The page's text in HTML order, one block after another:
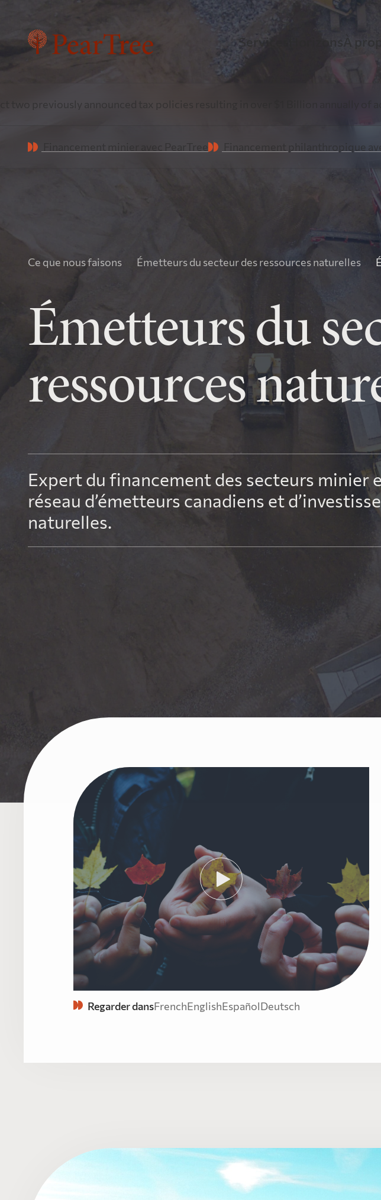
Services
Financement
énergétique
Financement
Tirer parti des actions
Horizons
direction sur les
Découvrez la
accréditives de
Décisions
À
Les
une
tax policies resulting in over $1 Billion annually of accretive public
Financement philanthropique
Ce que nous faisons Émetteurs du secteur des ressources naturelles
Émetteurs du
ressources
Expert du financement des secteurs minier
réseau d’émetteurs canadiens et
naturelles.
Regarder dansFrenchEnglishEspañolDeutsch